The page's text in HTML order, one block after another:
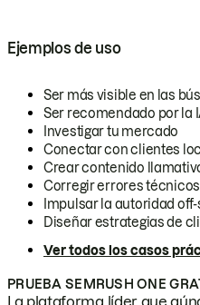
Ejemplos de uso
Ser más visible en las
Ser recomendado por la
Investigar tu mercado
Conectar con clientes
Crear contenido
Corregir errores técnicos
Impulsar la autoridad
Diseñar estrategias de
Ver todos los casos
PRUEBA SEMRUSH ONE
La plataforma líder que